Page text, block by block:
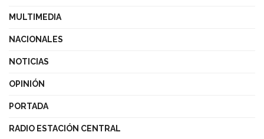
MULTIMEDIA
NACIONALES
NOTICIAS
OPINIÓN
PORTADA
RADIO ESTACIÓN CENTRAL